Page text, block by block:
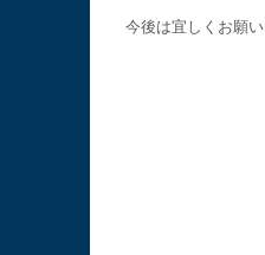
今後は宜しくお願い